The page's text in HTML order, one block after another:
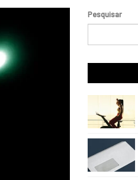
Pesquisar